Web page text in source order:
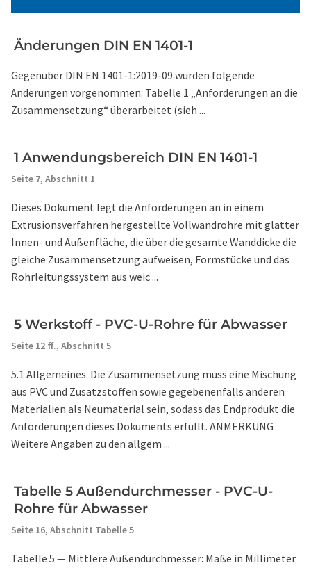
Änderungen DIN EN 1401-1
Gegenüber DIN EN 1401-1:2019-09 wurden folgende
Änderungen vorgenommen: Tabelle 1 „Anforderungen an die
Zusammensetzung“ überarbeitet (sieh ...
1 Anwendungsbereich DIN EN 1401-1
Seite 7, Abschnitt 1
Dieses Dokument legt die Anforderungen an in einem
Extrusionsverfahren hergestellte Vollwandrohre mit glatter
Innen- und Außenfläche, die über die gesamte Wanddicke die
gleiche Zusammensetzung aufweisen, Formstücke und das
Rohrleitungssystem aus weic ...
5 Werkstoff - PVC-U-Rohre für Abwasser
Seite 12 ff., Abschnitt 5
5.1 Allgemeines. Die Zusammensetzung muss eine Mischung
aus PVC und Zusatzstoffen sowie gegebenenfalls anderen
Materialien als Neumaterial sein, sodass das Endprodukt die
Anforderungen dieses Dokuments erfüllt. ANMERKUNG
Weitere Angaben zu den allgem ...
Tabelle 5 Außendurchmesser - PVC-U-
Rohre für Abwasser
Seite 16, Abschnitt Tabelle 5
Tabelle 5 — Mittlere Außendurchmesser: Maße in Millimeter